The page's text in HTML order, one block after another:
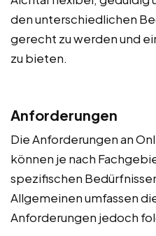
den unterschiedlichen
gerecht zu werden und
zu bieten.
Anforderungen
Die Anforderungen an
können je nach
spezifischen
Allgemeinen umfassen
Anforderungen jedoch